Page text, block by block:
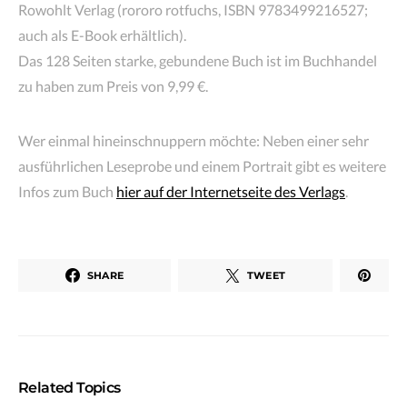
Rowohlt Verlag (rororo rotfuchs, ISBN 9783499216527;
auch als E-Book erhältlich).
Das 128 Seiten starke, gebundene Buch ist im Buchhandel
zu haben zum Preis von 9,99 €.
Wer einmal hineinschnuppern möchte: Neben einer sehr
ausführlichen Leseprobe und einem Portrait gibt es weitere
Infos zum Buch hier auf der Internetseite des Verlags.
SHARE TWEET
Related Topics